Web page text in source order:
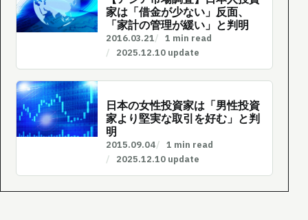
家は「借金が少ない」反面、
「家計の管理が緩い」と判明
2016.03.21
1 min read
2025.12.10 update
日本の女性投資家は「男性投資
家より堅実な取引を好む」と判
明
2015.09.04
1 min read
2025.12.10 update